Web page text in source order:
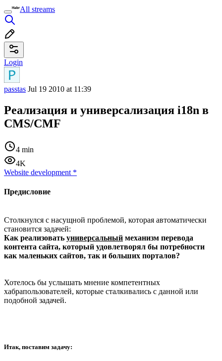
All streams
Login
passtas Jul 19 2010 at 11:39
Реализация и универсализация i18n в
CMS/CMF
4 min
4K
Website development *
Предисловие
Столкнулся с насущной проблемой, которая автоматически
становится задачей:
Как реализовать универсальный механизм перевода
контента сайта, который удовлетворял бы потребности
как маленьких сайтов, так и больших порталов?
Хотелось бы услышать мнение компетентных
хабрапользователей, которые сталкивались с данной или
подобной задачей.
Итак, поставим задачу: